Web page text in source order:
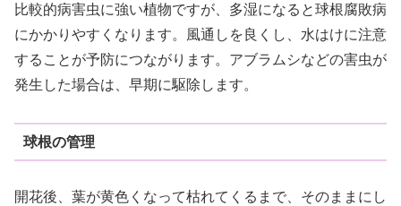
比較的病害虫に強い植物ですが、多湿になると球根腐敗病
にかかりやすくなります。風通しを良くし、水はけに注意
することが予防につながります。アブラムシなどの害虫が
発生した場合は、早期に駆除します。
球根の管理
開花後、葉が黄色くなって枯れてくるまで、そのままにし